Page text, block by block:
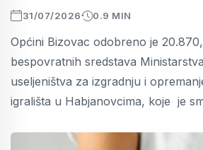
31/07/2026 0.9 MIN
Općini Bizovac odobreno je
bespovratnih sredstava
useljeništva za izgradnju i
igrališta u Habjanovcima, koje je